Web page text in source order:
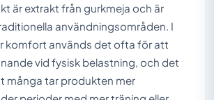
är extrakt från gurkmeja och är
användningsområden. I
komfort används det ofta för att
vid fysisk belastning, och det
många tar produkten mer